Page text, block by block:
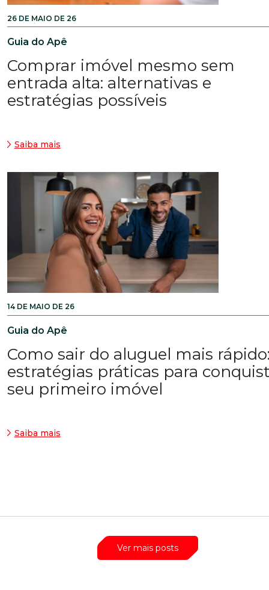
26 DE MAIO DE 26
Guia do Apê
Comprar imóvel mesmo sem
entrada alta: alternativas e
estratégias possíveis
Saiba mais
14 DE MAIO DE 26
Guia do Apê
Como sair do aluguel mais
estratégias práticas para
seu primeiro imóvel
Saiba mais
Ver mais posts